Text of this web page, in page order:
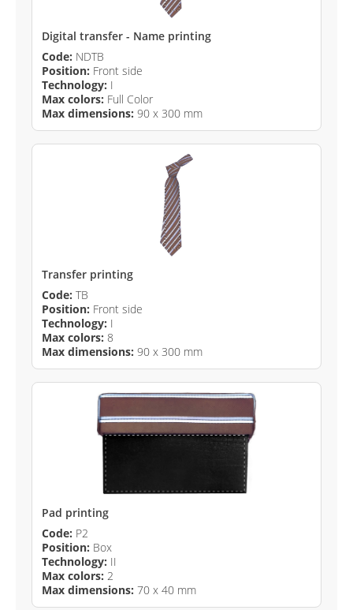
Digital transfer - Name printing
Code: NDTB
Position: Front side
Technology: I
Max colors: Full Color
Max dimensions: 90 x 300 mm
Transfer printing
Code: TB
Position: Front side
Technology: I
Max colors: 8
Max dimensions: 90 x 300 mm
Pad printing
Code: P2
Position: Box
Technology: II
Max colors: 2
Max dimensions: 70 x 40 mm